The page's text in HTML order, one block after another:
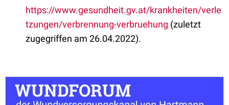
https://www.gesundheit.gv.at/krankheiten/verle
tzungen/verbrennung-verbruehung (zuletzt
zugegriffen am 26.04.2022).